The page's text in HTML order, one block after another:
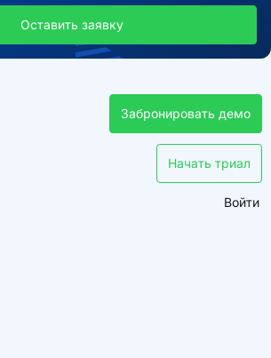
Оставить заявку
Забронировать демо
Начать триал
Войти